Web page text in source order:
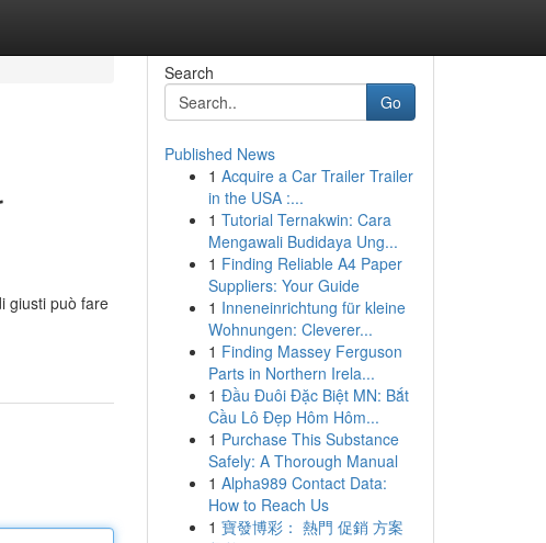
giusti può fare
Search
Go
Published News
1 Acquire a Car Trailer Trailer
in the USA :...
1 Tutorial Ternakwin: Cara
Mengawali Budidaya Ung...
1 Finding Reliable A4 Paper
Suppliers: Your Guide
1 Inneneinrichtung für kleine
Wohnungen: Cleverer...
1 Finding Massey Ferguson
Parts in Northern Irela...
1 Đầu Đuôi Đặc Biệt MN: Bắt
Cầu Lô Đẹp Hôm Hôm...
1 Purchase This Substance
Safely: A Thorough Manual
1 Alpha989 Contact Data:
How to Reach Us
1 寶發博彩： 熱門 促銷 方案